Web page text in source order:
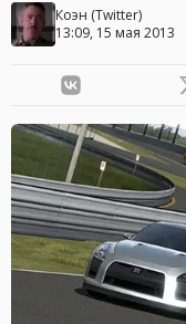
Коэн (Twitter)
13:09, 15 мая 2013